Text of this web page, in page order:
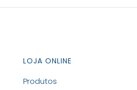
LOJA ONLINE
Produtos